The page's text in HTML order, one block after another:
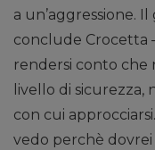
a un’aggressione.
conclude Crocetta
rendersi conto che
livello di
con cui
vedo perchè